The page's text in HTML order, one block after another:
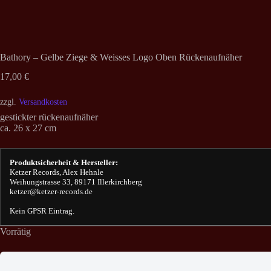
Bathory – Gelbe Ziege & Weisses Logo Oben Rückenaufnäher
17,00 €
zzgl. Versandkosten
gestickter rückenaufnäher
ca. 26 x 27 cm
Produktsicherheit & Hersteller:
Ketzer Records, Alex Hehnle
Weihungstrasse 33, 89171 Illerkirchberg
ketzer@ketzer-records.de
Kein GPSR Eintrag.
Vorrätig